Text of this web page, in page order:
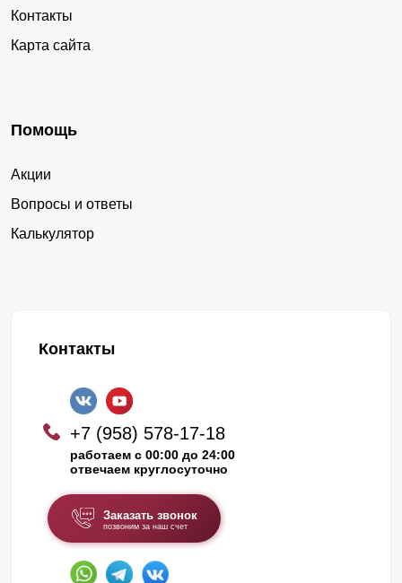
Контакты
Карта сайта
Помощь
Акции
Вопросы и ответы
Калькулятор
Контакты
+7 (958) 578-17-18
работаем с 00:00 до 24:00
отвечаем круглосуточно
Заказать звонок
позвоним за наш счет